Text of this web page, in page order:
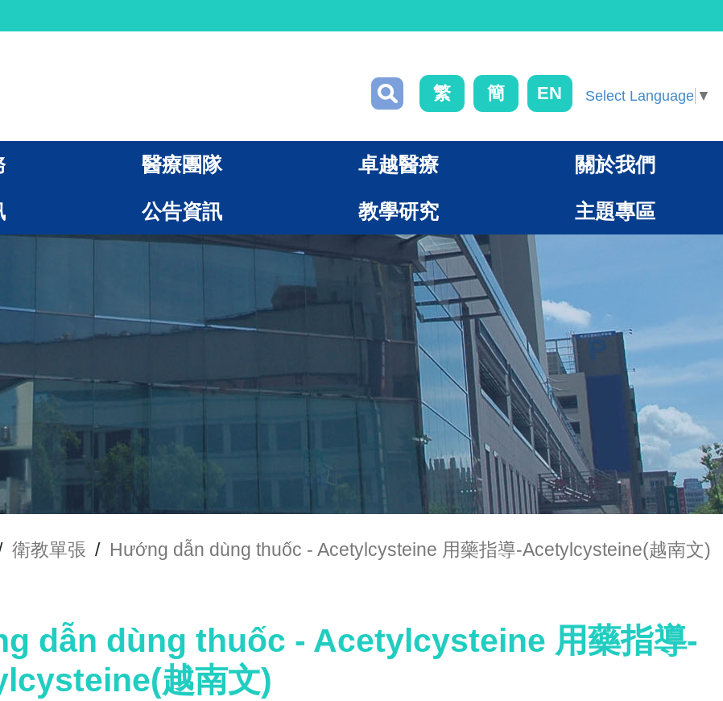
繁 簡 EN Select Language ▼
醫療團隊 卓越醫療 關於我們
公告資訊 教學研究 主題專區
衛教單張 / Hướng dẫn dùng thuốc - Acetylcysteine 用藥指導-Acetylcysteine(越南文)
dẫn dùng thuốc - Acetylcysteine 用藥指導-
越南文)